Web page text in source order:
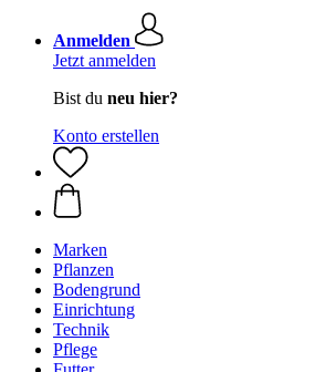
Anmelden
Jetzt anmelden
Bist du neu hier?
Konto erstellen
Marken
Pflanzen
Bodengrund
Einrichtung
Technik
Pflege